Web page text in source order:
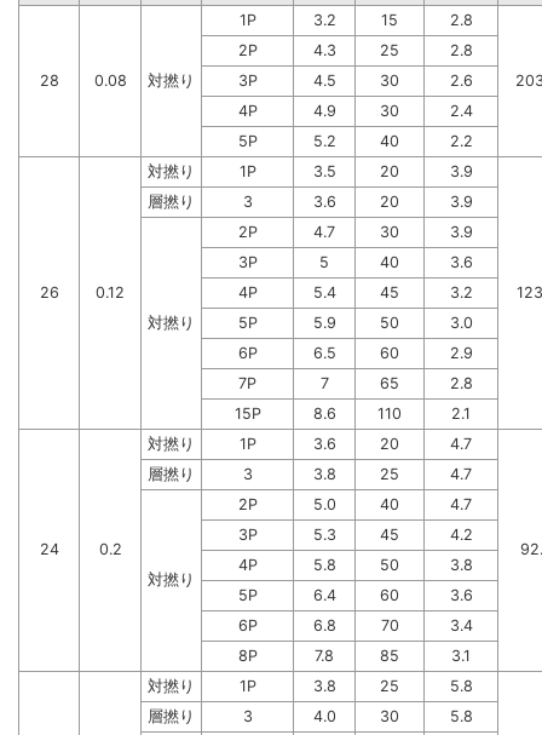
28 0.08 対撚り
1P 3.2 15 2.8
2P 4.3 25
2.8
3P
4.5 30
2.6
4P
4.9 30
2.4
5P
5.2 40 2.2
26 0.12
対撚り 1P 3.5 20 3.9
層撚り 3 3.6 20 3.9
対撚り
2P 4.7 30
3.9
3P
5 40
3.6
4P
5.4 45
3.2
5P
5.9 50
3.0
6P
6.5 60
2.9
7P
7 65
2.8
15P
8.6 110 2.1
24 0.2
対撚り 1P 3.6 20 4.7
層撚り 3 3.8 25 4.7
対撚り
2P 5.0 40
4.7
3P
5.3 45
4.2
4P
5.8 50
3.8
5P
6.4 60
3.6
6P
6.8 70
3.4
8P
7.8 85 3.1
対撚り 1P 3.8 25 5.8
層撚り 3 4.0 30 5.8